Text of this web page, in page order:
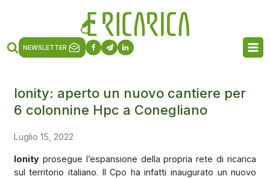
NEWSLETTER
Ionity: aperto un nuovo cantiere per
6 colonnine Hpc a Conegliano
Luglio 15, 2022
Ionityprosegue l’espansione della propria rete di ricarica
sul territorio italiano. Il Cpo ha infatti inaugurato un nuovo